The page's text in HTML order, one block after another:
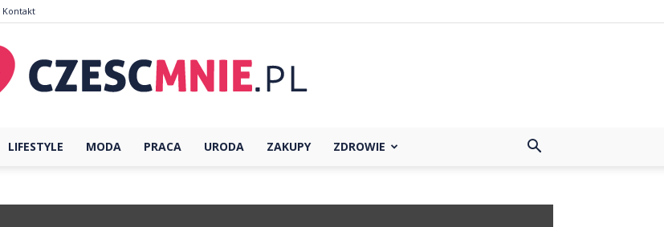
Kontakt
LIFESTYLE MODA PRACA URODA ZAKUPY ZDROWIE